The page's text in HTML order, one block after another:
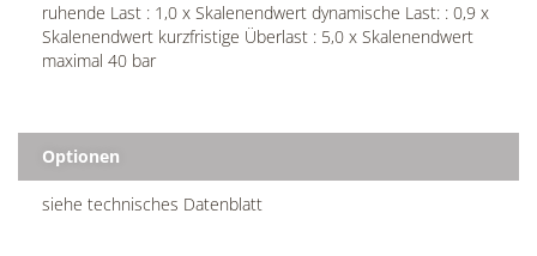
ruhende Last : 1,0 x Skalenendwert dynamische Last: : 0,9 x
Skalenendwert kurzfristige Überlast : 5,0 x Skalenendwert
maximal 40 bar
Optionen
siehe technisches Datenblatt